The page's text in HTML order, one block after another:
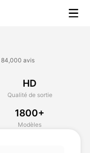
84,000 avis
HD
Qualité de sortie
1800+
Modèles